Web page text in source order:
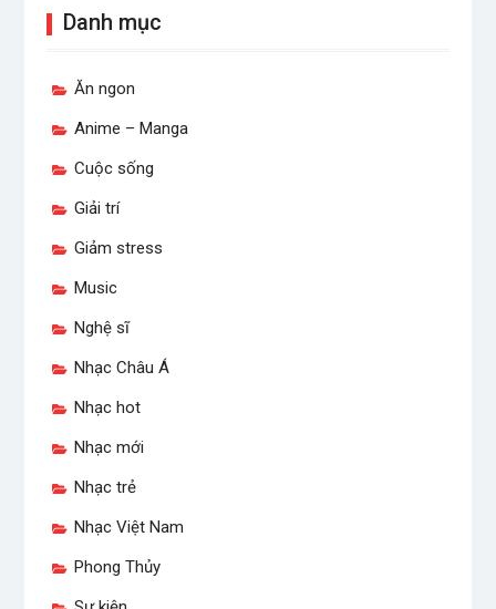
Danh mục
Ăn ngon
Anime – Manga
Cuộc sống
Giải trí
Giảm stress
Music
Nghệ sĩ
Nhạc Châu Á
Nhạc hot
Nhạc mới
Nhạc trẻ
Nhạc Việt Nam
Phong Thủy